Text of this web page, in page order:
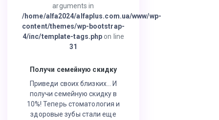
arguments in
/home/alfa2024/alfaplus.com.ua/www/wp-
content/themes/wp-bootstrap-
4/inc/template-tags.php on line
31
Получи семейную скидку
Приведи своих близких… И
получи семейную скидку в
10%! Теперь стоматология и
здоровые зубы стали еще